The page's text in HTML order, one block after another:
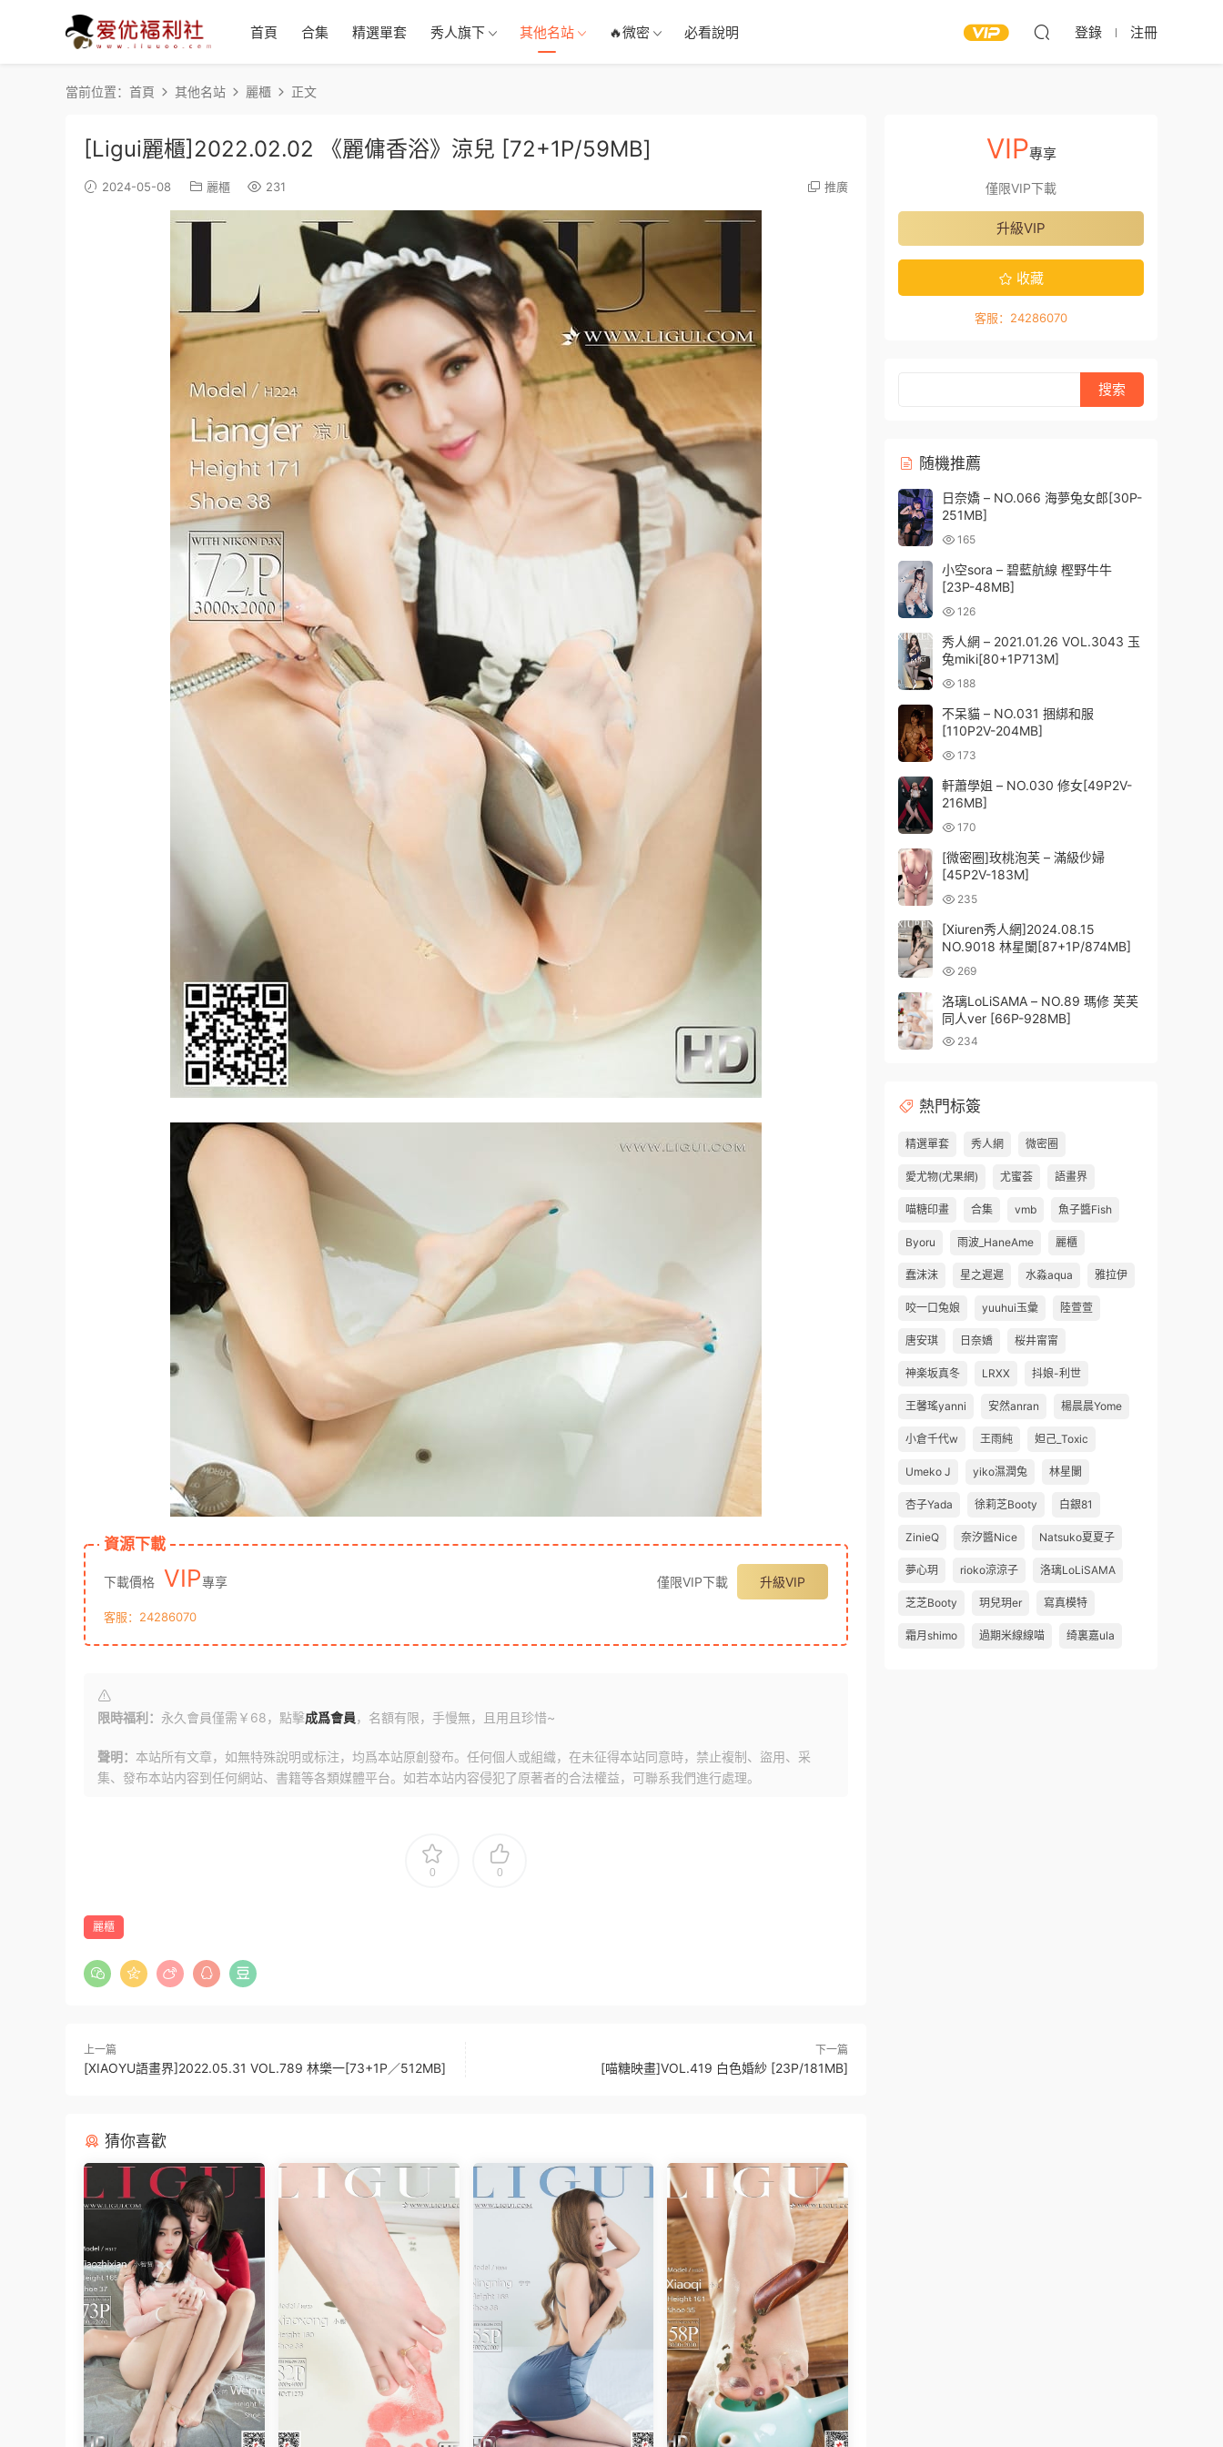
首頁 合集 精選單套 秀人旗下 其他名站 🔥微密 必看說明 登錄 注冊
當前位置： 首頁 其他名站 麗櫃 正文
[Ligui麗櫃]2022.02.02 《麗傭香浴》涼兒 [72+1P/59MB]
2024-05-08 麗櫃 231 推廣
資源下載
下載價格 VIP專享 僅限VIP下載 升級VIP
客服：24286070
限時福利： 永久會員僅需￥68，點擊成爲會員，名額有限，手慢無，且用且珍惜~
聲明： 本站所有文章，如無特殊說明或标注，均爲本站原創發布。任何個人或組織，在未征得本站同意時，禁止複制、盜用、采
集、發布本站内容到任何網站、書籍等各類媒體平台。如若本站内容侵犯了原著者的合法權益，可聯系我們進行處理。
0 0
麗櫃
上一篇
[XIAOYU語畫界]2022.05.31 VOL.789 林樂一[73+1P／512MB]
下一篇
[喵糖映畫]VOL.419 白色婚紗 [23P/181MB]
猜你喜歡
VIP專享
僅限VIP下載
升級VIP
收藏
客服：24286070
随機推薦
日奈嬌 – NO.066 海夢兔女郎[30P-
251MB]
165
小空sora – 碧藍航線 樫野牛牛
[23P-48MB]
126
秀人網 – 2021.01.26 VOL.3043 玉
兔miki[80+1P713M]
188
不呆貓 – NO.031 捆綁和服
[110P2V-204MB]
173
軒蕭學姐 – NO.030 修女[49P2V-
216MB]
170
[微密圈]玫桃泡芙 – 滿級仯婦
[45P2V-183M]
235
[Xiuren秀人網]2024.08.15
NO.9018 林星闌[87+1P/874MB]
269
洛璃LoLiSAMA – NO.89 瑪修 芙芙
同人ver [66P-928MB]
234
熱門标簽
精選單套 秀人網 微密圈
愛尤物(尤果網) 尤蜜荟 語畫界
喵糖印畫 合集 vmb 魚子醬Fish
Byoru 雨波_HaneAme 麗櫃
蠢沫沫 星之遲遲 水淼aqua 雅拉伊
咬一口兔娘 yuuhui玉彙 陸萱萱
唐安琪 日奈嬌 桜井甯甯
神楽坂真冬 LRXX 抖娘-利世
王馨瑤yanni 安然anran 楊晨晨Yome
小倉千代w 王雨純 妲己_Toxic
Umeko J yiko濕潤兔 林星闌
杏子Yada 徐莉芝Booty 白銀81
ZinieQ 奈汐醬Nice Natsuko夏夏子
夢心玥 rioko涼涼子 洛璃LoLiSAMA
芝芝Booty 玥兒玥er 寫真模特
霜月shimo 過期米線線喵 绮裏嘉ula